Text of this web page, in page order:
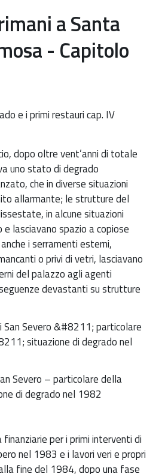
Storico-Artistico
Esportazione
Galleria
a Santa
- Capitolo
e i primi restauri cap. IV
dopo oltre vent’anni di totale
uno stato di degrado
che in diverse situazioni
allarmante; le strutture del
in alcune situazioni
e lasciavano spazio a copiose
i serramenti esterni,
o privi di vetri, lasciavano
del palazzo agli agenti
devastanti su strutture
Severo – particolare della
di degrado nel 1982
finanziarie per i primi interventi di
nel 1983 e i lavori veri e propri
fine del 1984, dopo una fase